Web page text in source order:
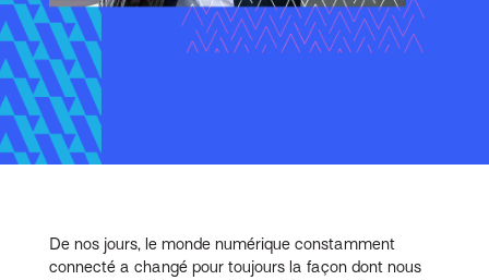
De nos jours, le monde numérique constamment
connecté a changé pour toujours la façon dont nous